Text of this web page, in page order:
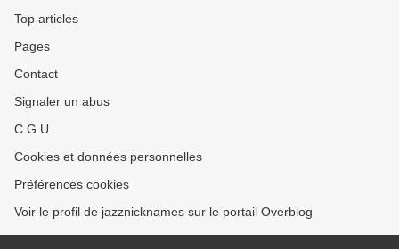
Top articles
Pages
Contact
Signaler un abus
C.G.U.
Cookies et données personnelles
Préférences cookies
Voir le profil de jazznicknames sur le portail Overblog